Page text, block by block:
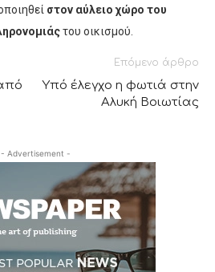
στον αύλειο χώρο του
του οικισμού.
Επόμενο άρθρο
Υπό έλεγχο η φωτιά στην
Αλυκή Βοιωτίας
- Advertisement -